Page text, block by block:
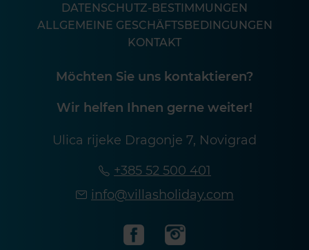
DATENSCHUTZ-BESTIMMUNGEN
ALLGEMEINE GESCHÄFTSBEDINGUNGEN
KONTAKT
Möchten Sie uns kontaktieren?
Wir helfen Ihnen gerne weiter!
Ulica rijeke Dragonje 7, Novigrad
+385 52 500 401
info@villasholiday.com